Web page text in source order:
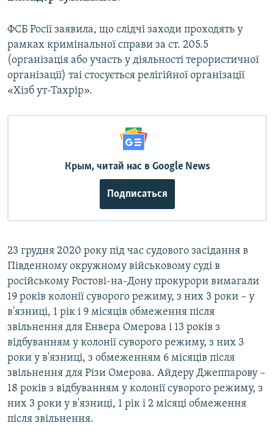
ФСБ Росії заявила, що слідчі заходи проходять у
рамках кримінальної справи за ст. 205.5
(організація або участь у діяльності терористичної
організації) таі стосується релігійної організації
«Хізб ут-Тахрір».
Крым, читай нас в Google News
Подписаться
23 грудня 2020 року під час судового засідання в
Південному окружному військовому суді в
російському Ростові-на-Дону прокурори вимагали
19 років колонії суворого режиму, з них 3 роки – у
в'язниці, 1 рік і 9 місяців обмеження після
звільнення для Енвера Омерова і 13 років з
відбуванням у колонії суворого режиму, з них 3
роки у в'язниці, з обмеженням 6 місяців після
звільнення для Різи Омерова. Айдеру Джеппарову –
18 років з відбуванням у колонії суворого режиму, з
них 3 роки у в'язниці, 1 рік і 2 місяці обмеження
після звільнення.